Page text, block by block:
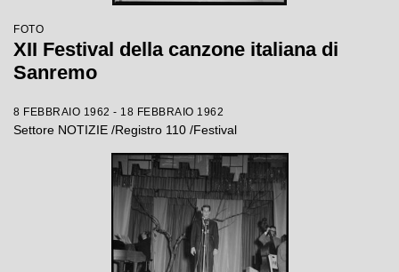
FOTO
XII Festival della canzone italiana di
Sanremo
8 FEBBRAIO 1962 - 18 FEBBRAIO 1962
Settore NOTIZIE /Registro 110 /Festival